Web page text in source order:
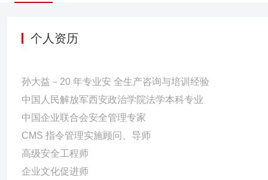
能源、非煤矿山、金属冶炼、建筑施工、危化生产、生产制造、
个人资历
孙大益－20 年专业安 全生产咨询与培训经验
中国人民解放军西安政治学院法学本科专业
中国企业联合会安全管理专家
CMS 指令管理实施顾问、导师
高级安全工程师
企业文化促进师